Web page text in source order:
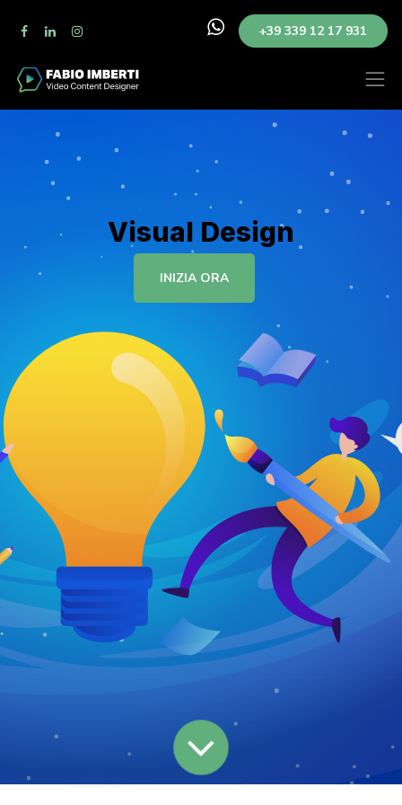
+39 339 12 17 931
Visual Design
INIZIA ORA